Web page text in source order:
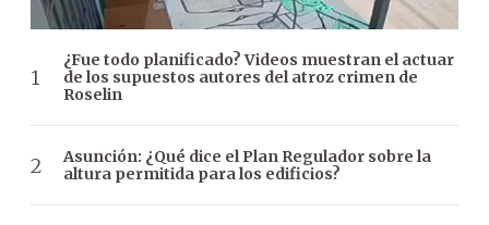
¿Fue todo planificado? Videos muestran el actuar
de los supuestos autores del atroz crimen de
Roselin
Asunción: ¿Qué dice el Plan Regulador sobre la
altura permitida para los edificios?